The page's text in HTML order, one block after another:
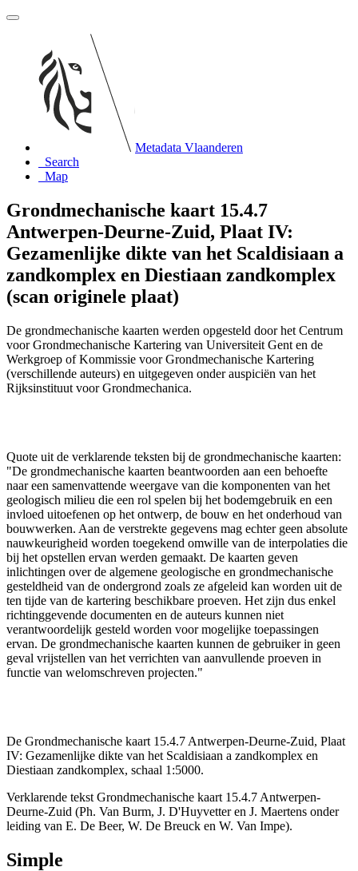
Metadata Vlaanderen
Search
Map
Grondmechanische kaart 15.4.7
Antwerpen-Deurne-Zuid, Plaat IV:
Gezamenlijke dikte van het Scaldisiaan a
zandkomplex en Diestiaan zandkomplex
(scan originele plaat)
De grondmechanische kaarten werden opgesteld door het Centrum
voor Grondmechanische Kartering van Universiteit Gent en de
Werkgroep of Kommissie voor Grondmechanische Kartering
(verschillende auteurs) en uitgegeven onder auspiciën van het
Rijksinstituut voor Grondmechanica.
Quote uit de verklarende teksten bij de grondmechanische kaarten:
"De grondmechanische kaarten beantwoorden aan een behoefte
naar een samenvattende weergave van die komponenten van het
geologisch milieu die een rol spelen bij het bodemgebruik en een
invloed uitoefenen op het ontwerp, de bouw en het onderhoud van
bouwwerken. Aan de verstrekte gegevens mag echter geen absolute
nauwkeurigheid worden toegekend omwille van de interpolaties die
bij het opstellen ervan werden gemaakt. De kaarten geven
inlichtingen over de algemene geologische en grondmechanische
gesteldheid van de ondergrond zoals ze afgeleid kan worden uit de
ten tijde van de kartering beschikbare proeven. Het zijn dus enkel
richtinggevende documenten en de auteurs kunnen niet
verantwoordelijk gesteld worden voor mogelijke toepassingen
ervan. De grondmechanische kaarten kunnen de gebruiker in geen
geval vrijstellen van het verrichten van aanvullende proeven in
functie van welomschreven projecten."
De Grondmechanische kaart 15.4.7 Antwerpen-Deurne-Zuid, Plaat
IV: Gezamenlijke dikte van het Scaldisiaan a zandkomplex en
Diestiaan zandkomplex, schaal 1:5000.
Verklarende tekst Grondmechanische kaart 15.4.7 Antwerpen-
Deurne-Zuid (Ph. Van Burm, J. D'Huyvetter en J. Maertens onder
leiding van E. De Beer, W. De Breuck en W. Van Impe).
Simple